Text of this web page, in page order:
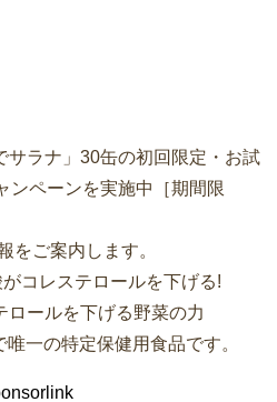
サラナ」30缶の初回限定・お試
ンペーンを実施中［期間限
をご案内します。
コレステロールを下げる!
ロールを下げる野菜の力
唯一の特定保健用食品です。